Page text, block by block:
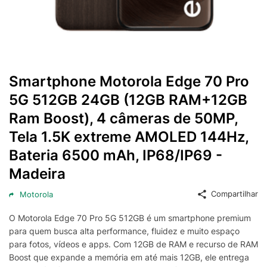
Smartphone Motorola Edge 70 Pro
5G 512GB 24GB (12GB RAM+12GB
Ram Boost), 4 câmeras de 50MP,
Tela 1.5K extreme AMOLED 144Hz,
Bateria 6500 mAh, IP68/IP69 -
Madeira
Motorola Compartilhar
O Motorola Edge 70 Pro 5G 512GB é um smartphone premium
para quem busca alta performance, fluidez e muito espaço
para fotos, vídeos e apps. Com 12GB de RAM e recurso de RAM
Boost que expande a memória em até mais 12GB, ele entrega